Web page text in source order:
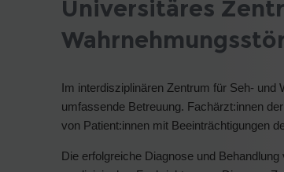
Universitäres
Im interdisziplinären Zentrum für Seh- und
umfassende Betreuung. Fachärzt:innen
von Patient:innen mit Beeinträchtigungen
Die erfolgreiche Diagnose und